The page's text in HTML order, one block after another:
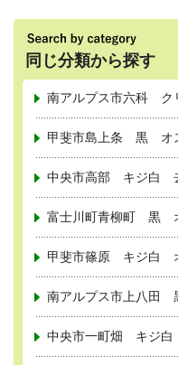
同じ分類から探す
南アルプス市六科 ク
甲斐市島上条 黒 オ
中央市高部 キジ白
富士川町青柳町 黒
甲斐市篠原 キジ白
南アルプス市上八田
中央市一町畑 キジ